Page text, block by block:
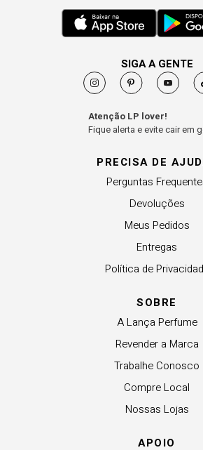
PRECISA DE
Perguntas
Devoluções
Meus Pedidos
Entregas
Política de
SOBRE
A Lança Perfume
Revender a Marca
Trabalhe Conosco
Compre Local
Nossas Lojas
APOIO
SIGA A GENTE
Atenção LP lover!
Fique alerta e evite cair em